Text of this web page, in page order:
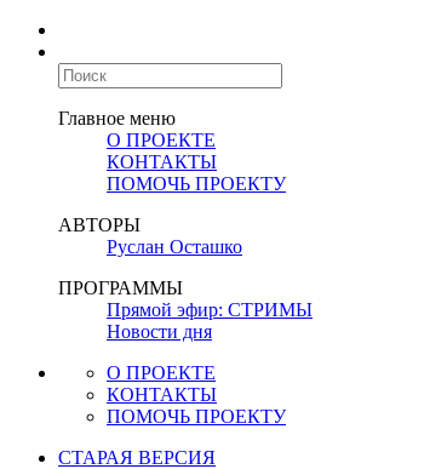
Главное меню
О ПРОЕКТЕ
КОНТАКТЫ
ПОМОЧЬ ПРОЕКТУ
АВТОРЫ
Руслан Осташко
ПРОГРАММЫ
Прямой эфир: СТРИМЫ
Новости дня
О ПРОЕКТЕ
КОНТАКТЫ
ПОМОЧЬ ПРОЕКТУ
СТАРАЯ ВЕРСИЯ